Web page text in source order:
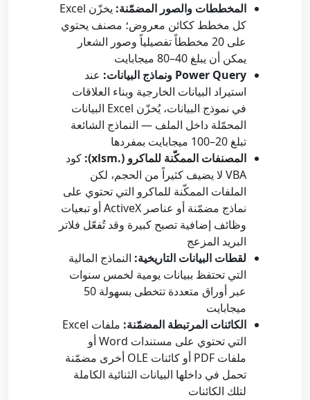
المخططات والصور المضمّنة:
يخزّن Excel
كل مخطط ككائن معروض؛ مصنف يحتوي
على 20 مخططاً تفصيلياً وصور الشعار
يمكن أن يبلغ 40–80 ميجابايت
Power Query ونماذج البيانات:
عند
استيراد البيانات الخارجية وبناء العلاقات
في نموذج البيانات، يُخزّن Excel البيانات
المحمّلة داخل الملف — النماذج الشائعة
تبلغ 20–100 ميجابايت بمفردها
المصنفات الممكّنة للماكرو (.xlsm):
كود
VBA لا يضيف كثيراً من الحجم، لكن
الملفات الممكّنة للماكرو التي تحتوي على
نماذج مضمّنة أو عناصر ActiveX أو تبعيات
وظائف إضافية تصبح كبيرة وقد تُفعّل فلاتر
البريد المزعج
لقطات البيانات التاريخية: النماذج المالية
التي تحتفظ ببيانات يومية لخمس سنوات
عبر أوراق متعددة تتخطى بسهولة 50
ميجابايت
الكائنات المرتبطة المضمّنة:
ملفات Excel
التي تحتوي على مستندات Word أو
ملفات PDF أو كائنات OLE أخرى مضمّنة
تحمل في داخلها البيانات الثنائية الكاملة
لتلك الكائنات